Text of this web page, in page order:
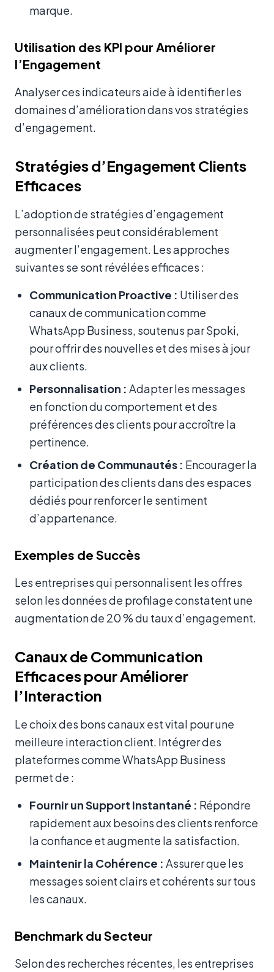
marque.
Utilisation des KPI pour Améliorer
l’Engagement
Analyser ces indicateurs aide à identifier les
domaines d’amélioration dans vos stratégies
d’engagement.
Stratégies d’Engagement Clients
Efficaces
L’adoption de stratégies d’engagement
personnalisées peut considérablement
augmenter l’engagement. Les approches
suivantes se sont révélées efficaces :
Communication Proactive : Utiliser des
canaux de communication comme
WhatsApp Business, soutenus par Spoki,
pour offrir des nouvelles et des mises à jour
aux clients.
Personnalisation : Adapter les messages
en fonction du comportement et des
préférences des clients pour accroître la
pertinence.
Création de Communautés : Encourager la
participation des clients dans des espaces
dédiés pour renforcer le sentiment
d’appartenance.
Exemples de Succès
Les entreprises qui personnalisent les offres
selon les données de profilage constatent une
augmentation de 20 % du taux d’engagement.
Canaux de Communication
Efficaces pour Améliorer
l’Interaction
Le choix des bons canaux est vital pour une
meilleure interaction client. Intégrer des
plateformes comme WhatsApp Business
permet de :
Fournir un Support Instantané : Répondre
rapidement aux besoins des clients renforce
la confiance et augmente la satisfaction.
Maintenir la Cohérence : Assurer que les
messages soient clairs et cohérents sur tous
les canaux.
Benchmark du Secteur
Selon des recherches récentes, les entreprises